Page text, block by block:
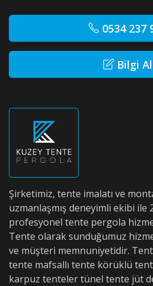
0534 237
Bilgi
Şirketimiz, tente imalatı ve
uzmanlaşmış deneyimli ekibi ile
profesyonel tente pergola
Tente olarak sunduğumuz
ve müşteri memnuniyetidir.
tente mafsallı tente körüklü
karpuz tenteler tünel tente jüt